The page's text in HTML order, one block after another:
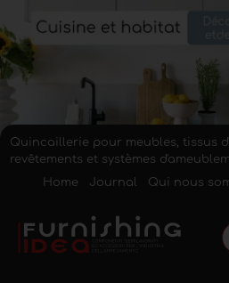
Quincaillerie pour meubles, tissus
revêtements et systèmes
Home
Journal Qui nous